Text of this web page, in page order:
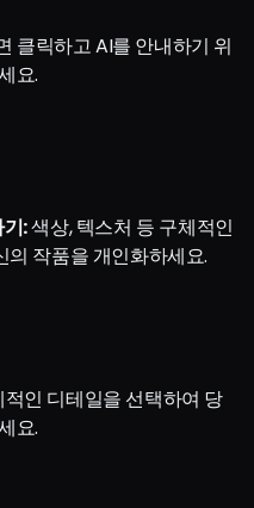
:색상, 텍스처 등 구체적인
작품을 개인화하세요.